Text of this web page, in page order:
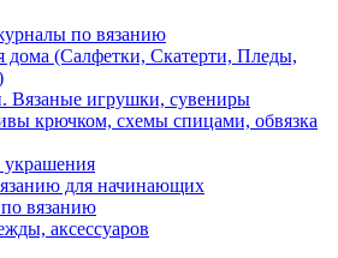
по вязанию
дома (Салфетки, Скатерти, Пледы,
Вязаные игрушки, сувениры
крючком, схемы спицами, обвязка
для начинающих
вязанию
аксессуаров